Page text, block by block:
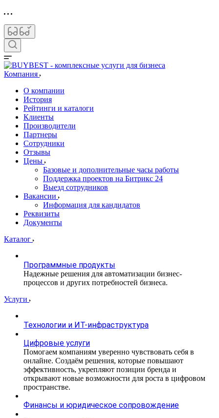
Компания
О компании
История
Рейтинги и каталоги
Клиенты
Производители
Партнеры
Сотрудники
Отзывы
Цены
Базовые и дополнительные часы работы
Поддержка проектов на Битрикс 24
Выезд сотрудников
Вакансии
Информация для кандидатов
Реквизиты
Документы
Каталог
Программные продукты
Надежные решения для автоматизации бизнес-
процессов и других потребностей бизнеса.
Услуги
Технологии и ИТ-инфраструктура
Цифровые услуги
Помогаем компаниям уверенно чувствовать себя в
онлайне. Создаём решения, которые повышают
эффективность, укрепляют позиции бренда и
открывают новые возможности для роста в цифровом
пространстве.
Финансы и юридическое сопровождение